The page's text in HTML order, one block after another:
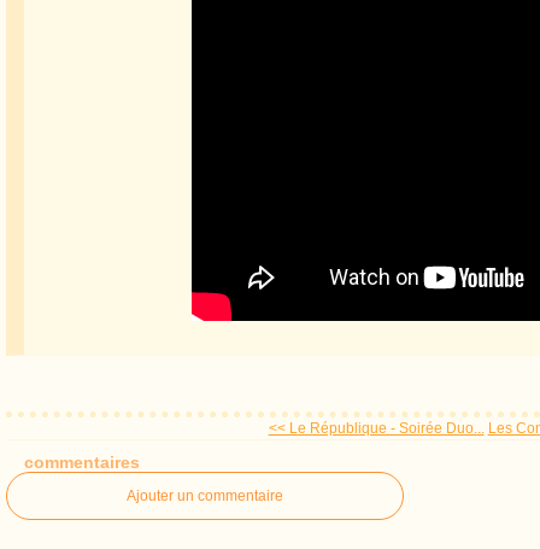
<< Le République - Soirée Duo... Les
commentaires
Ajouter un commentaire